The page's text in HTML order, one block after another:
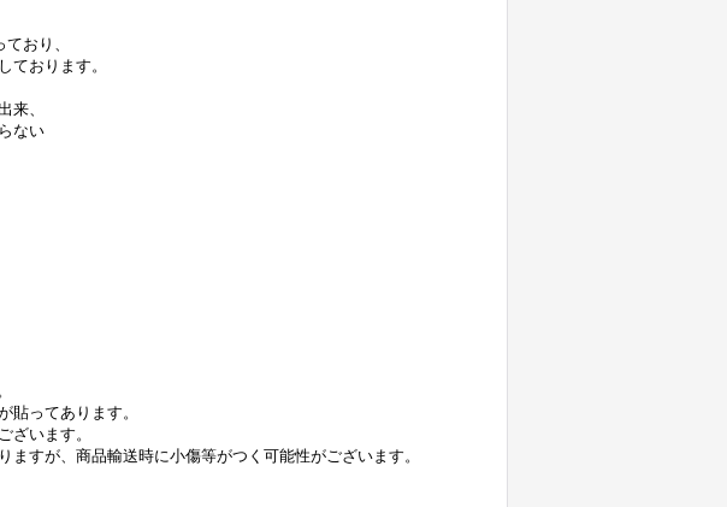
ており、
ております。
来、
ない
貼ってあります。
ざいます。
すが、商品輸送時に小傷等がつく可能性がございます。